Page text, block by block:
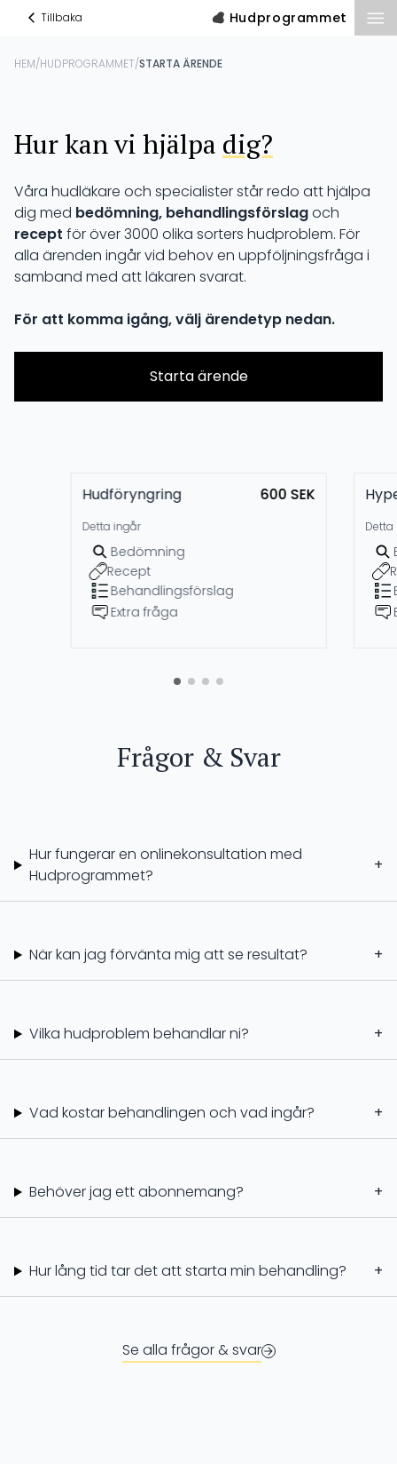
Tillbaka Hudprogrammet
HEM/HUDPROGRAMMET/STARTA ÄRENDE
Hur kan vi hjälpa dig?
Våra hudläkare och specialister står redo att hjälpa
dig med bedömning, behandlingsförslagoch
recept för över 3000 olika sorters hudproblem. För
alla ärenden ingår vid behov en uppföljningsfråga i
samband med att läkaren svarat.
För att komma igång, välj ärendetyp nedan.
Starta ärende
Hudföryngring 600 SEK
Detta ingår
Bedömning
Recept
Behandlingsförslag
Extra fråga
Detta
Frågor & Svar
Hur fungerar en onlinekonsultation med
Hudprogrammet?
+
När kan jag förvänta mig att se resultat? +
Vilka hudproblem behandlar ni? +
Vad kostar behandlingen och vad ingår? +
Behöver jag ett abonnemang? +
Hur lång tid tar det att starta min behandling? +
Se alla frågor & svar